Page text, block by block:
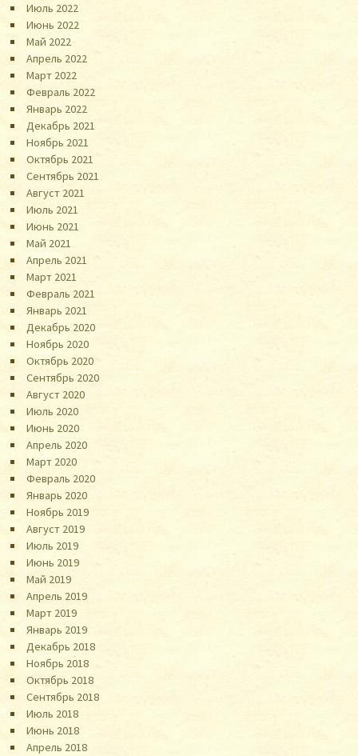
Июль 2022
Июнь 2022
Май 2022
Апрель 2022
Март 2022
Февраль 2022
Январь 2022
Декабрь 2021
Ноябрь 2021
Октябрь 2021
Сентябрь 2021
Август 2021
Июль 2021
Июнь 2021
Май 2021
Апрель 2021
Март 2021
Февраль 2021
Январь 2021
Декабрь 2020
Ноябрь 2020
Октябрь 2020
Сентябрь 2020
Август 2020
Июль 2020
Июнь 2020
Апрель 2020
Март 2020
Февраль 2020
Январь 2020
Ноябрь 2019
Август 2019
Июль 2019
Июнь 2019
Май 2019
Апрель 2019
Март 2019
Январь 2019
Декабрь 2018
Ноябрь 2018
Октябрь 2018
Сентябрь 2018
Июль 2018
Июнь 2018
Апрель 2018